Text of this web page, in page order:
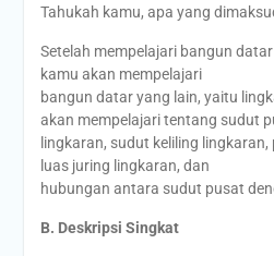
Tahukah kamu, apa yang
Setelah mempelajari bangun
kamu akan mempelajari
bangun datar yang lain, yaitu
akan mempelajari tentang sudut
lingkaran, sudut keliling
luas juring lingkaran, dan
hubungan antara sudut pusat
B. Deskripsi Singkat